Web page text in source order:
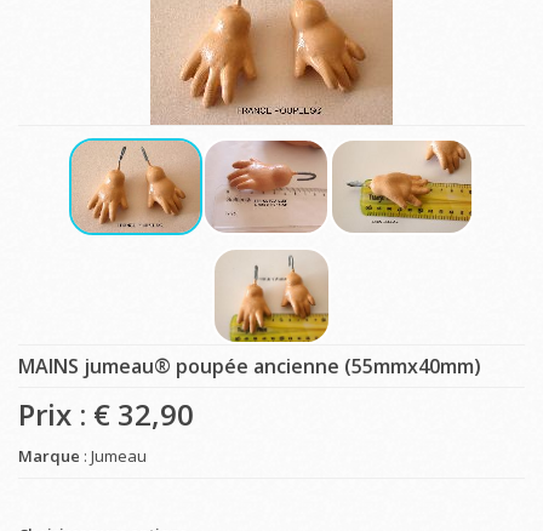
MAINS jumeau® poupée ancienne (55mmx40mm)
Prix : € 32,90
Marque : Jumeau